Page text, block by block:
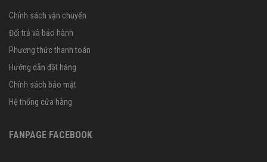
Chính sách vận chuyển
Đổi trả và bảo hành
Phương thức thanh toán
Hướng dẫn đặt hàng
Chính sách bảo mật
Hệ thống cửa hàng
FANPAGE FACEBOOK